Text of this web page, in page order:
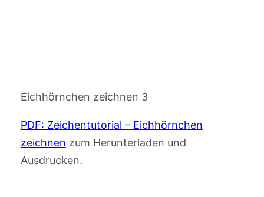
Eichhörnchen zeichnen 3
PDF: Zeichentutorial – Eichhörnchen
zeichnen zum Herunterladen und
Ausdrucken.